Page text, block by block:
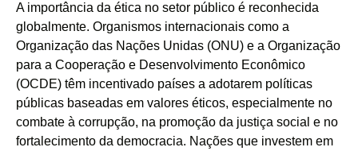
A importância da ética no setor público é reconhecida
globalmente. Organismos internacionais como a
Organização das Nações Unidas (ONU) e a Organização
para a Cooperação e Desenvolvimento Econômico
(OCDE) têm incentivado países a adotarem políticas
públicas baseadas em valores éticos, especialmente no
combate à corrupção, na promoção da justiça social e no
fortalecimento da democracia. Nações que investem em